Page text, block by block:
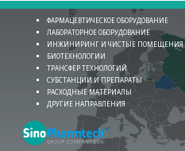
ФАРМАЦЕВТИЧЕСКОЕ ОБОРУДОВАНИЕ
ЛАБОРАТОРНОЕ ОБОРУДОВАНИЕ
ИНЖИНИРИНГ И ЧИСТЫЕ ПОМЕЩЕНИЯ
БИОТЕХНОЛОГИИ
ТРАНСФЕР ТЕХНОЛОГИЙ
СУБСТАНЦИИ И ПРЕПАРАТЫ
РАСХОДНЫЕ МАТЕРИАЛЫ
ДРУГИЕ НАПРАВЛЕНИЯ